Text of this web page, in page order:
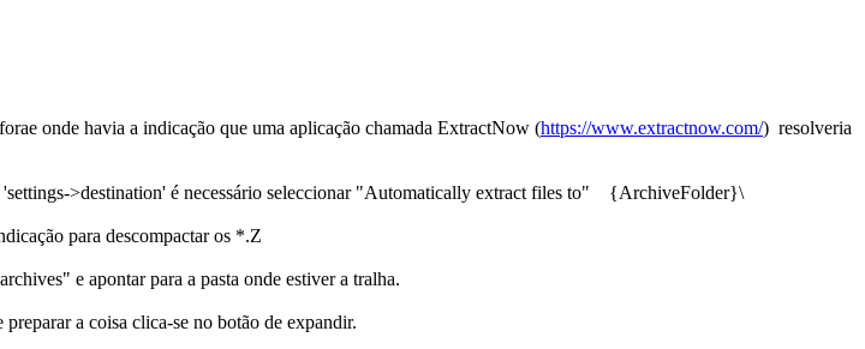
onde havia a indicação que uma aplicação chamada ExtractNow (https://www.extractnow.com/) resolveria
'settings->destination' é necessário seleccionar "Automatically extract files to" {ArchiveFolder}\
para descompactar os *.Z
e apontar para a pasta onde estiver a tralha.
a coisa clica-se no botão de expandir.